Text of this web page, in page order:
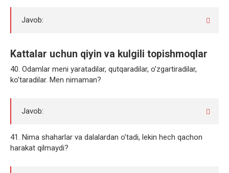
Javob:
Kattalar uchun qiyin va kulgili topishmoqlar
40. Odamlar meni yaratadilar, qutqaradilar, o’zgartiradilar,
ko’taradilar. Men nimaman?
Javob:
41. Nima shaharlar va dalalardan o’tadi, lekin hech qachon
harakat qilmaydi?